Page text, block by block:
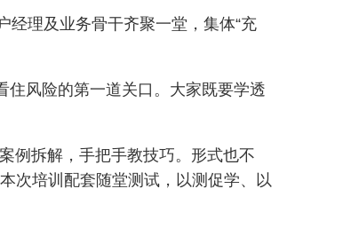
经理及业务骨干齐聚一堂，集体“充
住风险的第一道关口。大家既要学透
例拆解，手把手教技巧。形式也不
次培训配套随堂测试，以测促学、以